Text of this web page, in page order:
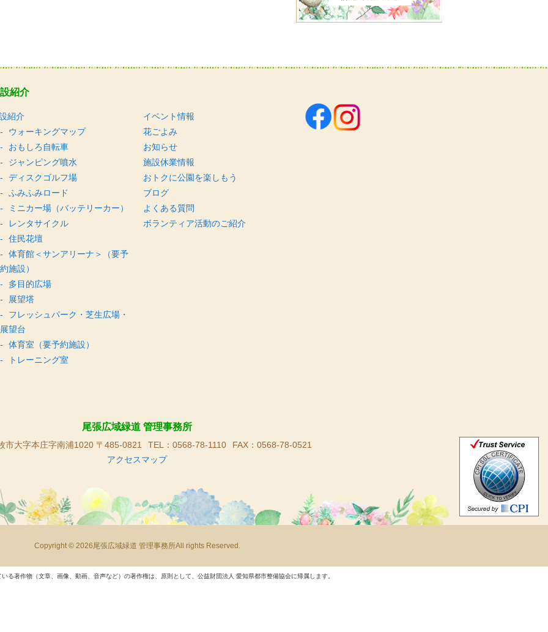
紹介
紹介
ウォーキングマップ
おもしろ自転車
ジャンピング噴水
ディスクゴルフ場
ふみふみロード
ミニカー場（バッテリーカー）
レンタサイクル
住民花壇
体育館＜サンアリーナ＞（要予
約施設）
多目的広場
展望塔
フレッシュパーク・芝生広場・
展望台
体育室（要予約施設）
トレーニング室
イベント情報
花ごよみ
お知らせ
施設休業情報
おトクに公園を楽しもう
ブログ
よくある質問
ボランティア活動のご紹介
尾張広域緑道 管理事務所
市大字本庄字南浦1020 〒485-0821 TEL：0568-78-1110
FAX：0568-78-0521
アクセスマップ
Copyright © 2026尾張広域緑道 管理事務所All rights Reserved.
る著作物（文章、画像、動画、音声など）の著作権は、原則として、公益財団法人 愛知県都市整備協会に帰属します。